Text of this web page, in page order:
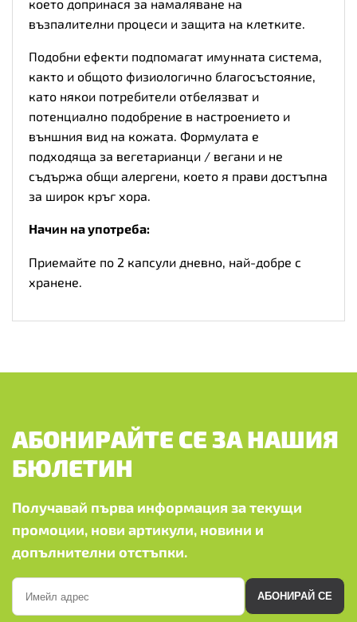
което допринася за намаляване на
възпалителни процеси и защита на клетките.
Подобни ефекти подпомагат имунната система,
както и общото физиологично благосъстояние,
като някои потребители отбелязват и
потенциално подобрение в настроението и
външния вид на кожата. Формулата е
подходяща за вегетарианци / вегани и не
съдържа общи алергени, което я прави достъпна
за широк кръг хора.
Начин на употреба:
Приемайте по 2 капсули дневно, най-добре с
хранене.
АБОНИРАЙТЕ СЕ ЗА НАШИЯ
БЮЛЕТИН
Получавай първа информация за текущи
промоции, нови артикули, новини и
допълнителни отстъпки.
АБОНИРАЙ СЕ